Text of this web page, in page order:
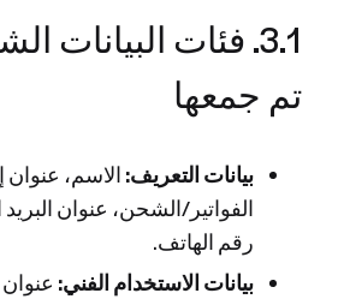
3.1. فئات البيانات
تم جمعها
بيانات التعريف: الاسم،
الفواتير/الشحن، عنوان البريد
رقم الهاتف.
بيانات الاستخدام الفني: